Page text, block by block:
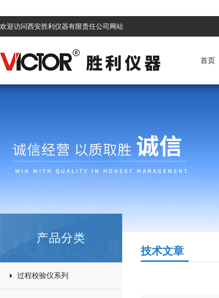
欢迎访问西安胜利仪器有限责任公司网站
首页
产品分类
过程校验仪系列
技术文章